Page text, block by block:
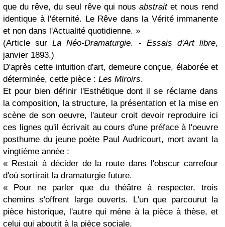
que du rêve, du seul rêve qui nous abstraitet nous rend
identique à l'éternité. Le Rêve dans la Vérité immanente
et non dans l'Actualité quotidienne. »
(Article surLa Néo-Dramaturgie. - Essais d'Art libre,
janvier 1893.)
D'après cette intuition d'art, demeure conçue, élaborée et
déterminée, cette pièce : Les Miroirs.
Et pour bien définir l'Esthétique dont il se réclame dans
la composition, la structure, la présentation et la mise en
scène de son oeuvre, l'auteur croit devoir reproduire ici
ces lignes qu'il écrivait au cours d'une préface à l'oeuvre
posthume du jeune poète Paul Audricourt, mort avant la
vingtième année :
« Restait à décider de la route dans l'obscur carrefour
d'où sortirait la dramaturgie future.
« Pour ne parler que du théâtre à respecter, trois
chemins s'offrent large ouverts. L'un que parcourut la
pièce historique, l'autre qui mène à la pièce à thèse, et
celui qui aboutit à la pièce sociale.